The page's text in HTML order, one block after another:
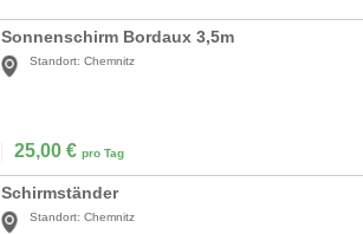
Sonnenschirm Bordaux 3,5m
Standort: Chemnitz
25,00 € pro Tag
Schirmständer
Standort: Chemnitz